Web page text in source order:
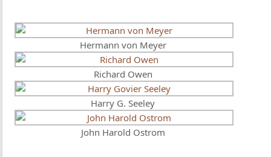
Hermann von Meyer
Richard Owen
Harry G. Seeley
John Harold Ostrom